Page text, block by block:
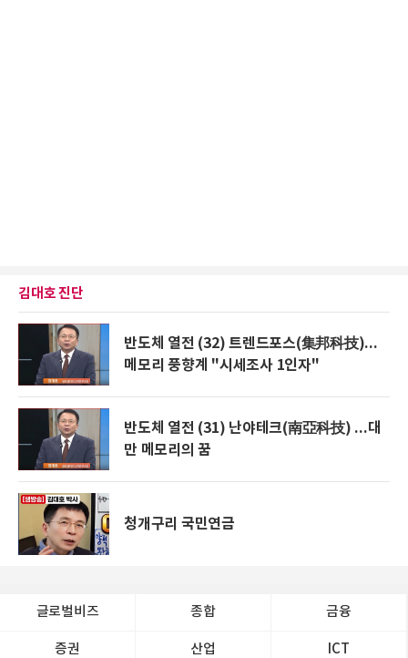
김대호 진단
반도체 열전 (32) 트렌드포스(集邦科技)...
메모리 풍향계 "시세조사 1인자"
반도체 열전 (31) 난야테크(南亞科技) ...대
만 메모리의 꿈
청개구리 국민연금
글로벌비즈 종합 금융
증권 산업 ICT